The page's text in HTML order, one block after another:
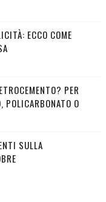
ECCO COME
PER
POLICARBONATO O
SULLA